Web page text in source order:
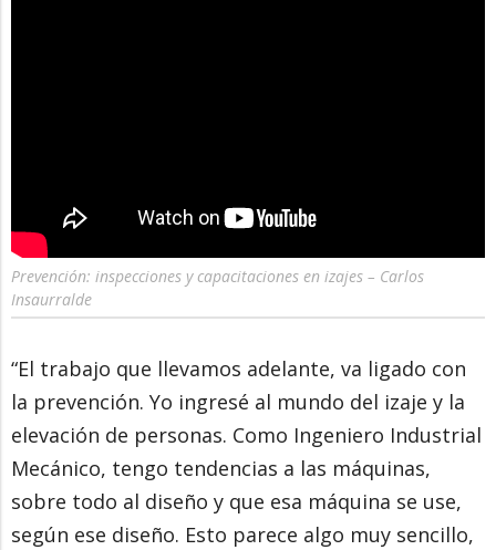
Prevención: inspecciones y capacitaciones en izajes – Carlos
Insaurralde
“El trabajo que llevamos adelante, va ligado con
la prevención. Yo ingresé al mundo del izaje y la
elevación de personas. Como Ingeniero Industrial
Mecánico, tengo tendencias a las máquinas,
sobre todo al diseño y que esa máquina se use,
según ese diseño. Esto parece algo muy sencillo,